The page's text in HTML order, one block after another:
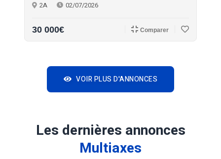
2A 02/07/2026
30 000€ Comparer
VOIR PLUS D'ANNONCES
Les dernières annonces
Multiaxes